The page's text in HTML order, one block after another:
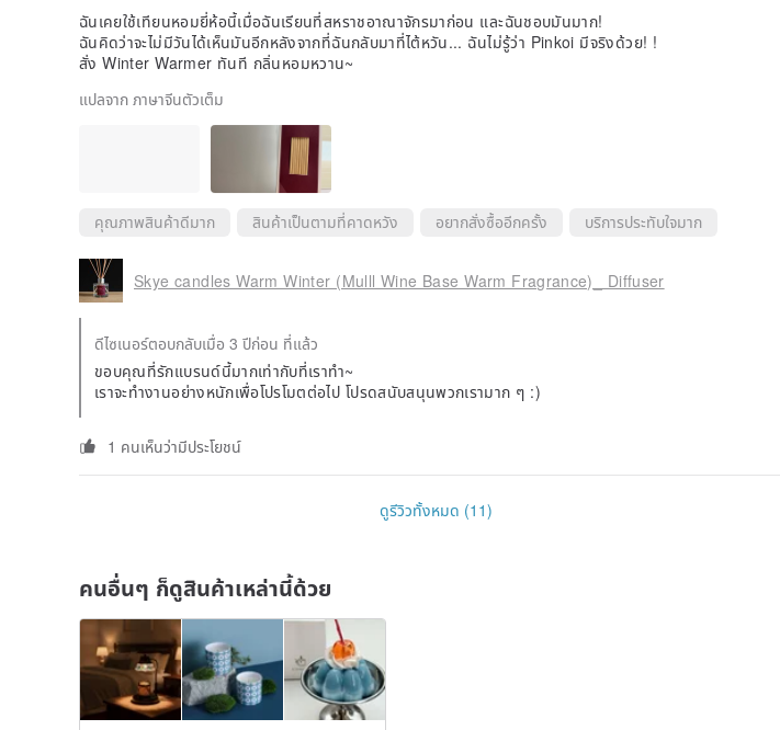
ฉันเคยใช้เทียนหอมยี่ห้อนี้เมื่อฉันเรียนที่สหราชอาณาจักรมาก่อน และฉันชอบมันมาก!
ฉันคิดว่าจะไม่มีวันได้เห็นมันอีกหลังจากที่ฉันกลับมาที่ไต้หวัน... ฉันไม่รู้ว่า Pinkoi มีจริงด้วย! !
สั่ง Winter Warmer ทันที กลิ่นหอมหวาน~
แปลจาก ภาษาจีนตัวเต็ม
คุณภาพสินค้าดีมาก สินค้าเป็นตามที่คาดหวัง อยากสั่งซื้ออีกครั้ง บริการประทับใจมาก
Skye candles Warm Winter (Mulll Wine Base Warm Fragrance)_ Diffuser
ดีไซเนอร์ตอบกลับเมื่อ 3 ปีก่อน ที่แล้ว
ขอบคุณที่รักแบรนด์นี้มากเท่ากับที่เราทำ~
เราจะทำงานอย่างหนักเพื่อโปรโมตต่อไป โปรดสนับสนุนพวกเรามาก ๆ :)
1 คนเห็นว่ามีประโยชน์
ดูรีวิวทั้งหมด (11)
คนอื่นๆ ก็ดูสินค้าเหล่านี้ด้วย